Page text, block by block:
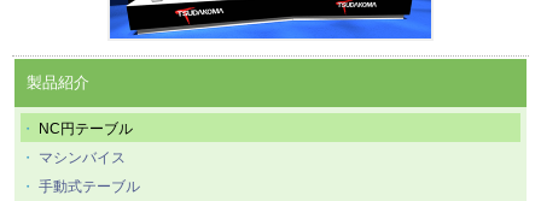
製品紹介
NC円テーブル
マシンバイス
手動式テーブル